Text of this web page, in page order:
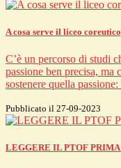
A cosa serve il liceo
C’è un percorso di studi
passione ben precisa, ma
sostenere quella
Pubblicato il 27-09-2023
LEGGERE IL PTOF